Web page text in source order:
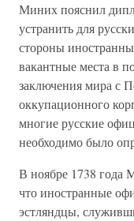
Миних пояснил
устранить для
стороны
вакантные места в
заключения мира с
оккупационного
многие русские
необходимо было
В ноябре 1738 года
что иностранные
эстляндцы,